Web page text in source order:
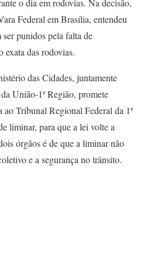
o dia em rodovias. Na decisão,
Federal em Brasília, entendeu
punidos pela falta de
exata das rodovias.
das Cidades, juntamente
União-1ª Região, promete
ao Tribunal Regional Federal da 1ª
liminar, para que a lei volte a
órgãos é de que a liminar não
e a segurança no trânsito.